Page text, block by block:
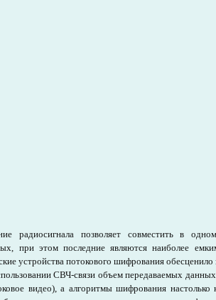
радиосигнала позволяет совместить в
при этом последние являются наиболее
устройства потокового шифрования
СВЧ-связи объем передаваемых данных
видео), а алгоритмы шифрования настолько